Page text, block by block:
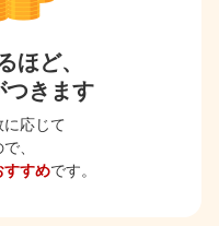
ほど、
つきます
応じて
、
すすめです。